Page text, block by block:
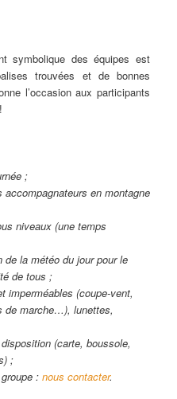
symbolique des équipes est
trouvées et de bonnes
l’occasion aux participants
;
en montagne
niveaux (une temps
la météo du jour pour le
de tous ;
imperméables (coupe-vent,
de marche…), lunettes,
(carte, boussole,
;
: nous contacter.